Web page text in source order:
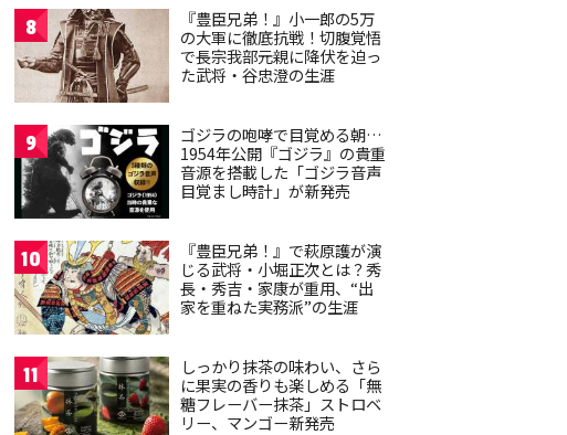
8
『豊臣兄弟！』小一郎の5万
の大軍に徹底抗戦！切腹覚悟
で長宗我部元親に降伏を迫っ
た武将・谷忠澄の生涯
9
ゴジラの咆哮で目覚める朝…
1954年公開『ゴジラ』の貴重
音源を搭載した「ゴジラ音声
目覚まし時計」が新発売
10
『豊臣兄弟！』で萩原護が演
じる武将・小堀正次とは？秀
長・秀吉・家康が重用、“出
家を重ねた実務派”の生涯
11
しっかり抹茶の味わい、さら
に果実の香りも楽しめる「無
糖フレーバー抹茶」ストロベ
リー、マンゴー新発売